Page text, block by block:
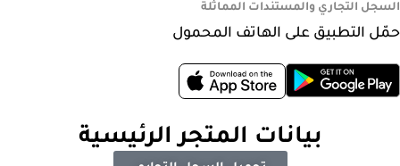
السجل التجاري والمستندات المماثلة
حمّل التطبيق على الهاتف المحمول
بيانات المتجر الرئيسية